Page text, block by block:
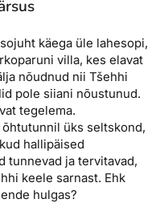
käega üle lahesopi,
villa, kes elavat
nõudnud nii Tšehhi
pole siiani nõustunud.
tegelema.
üks seltskond,
hallipäised
tunnevad ja tervitavad,
keele sarnast. Ehk
hulgas?